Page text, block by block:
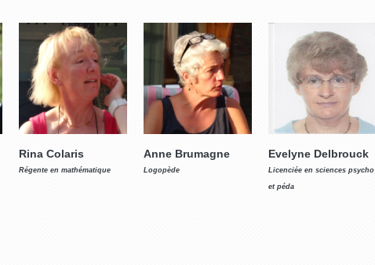
Rina Colaris
Régente en mathématique
Anne Brumagne
Logopède
Evelyne Delbrouck
Licenciée en sciences psycho
et péda